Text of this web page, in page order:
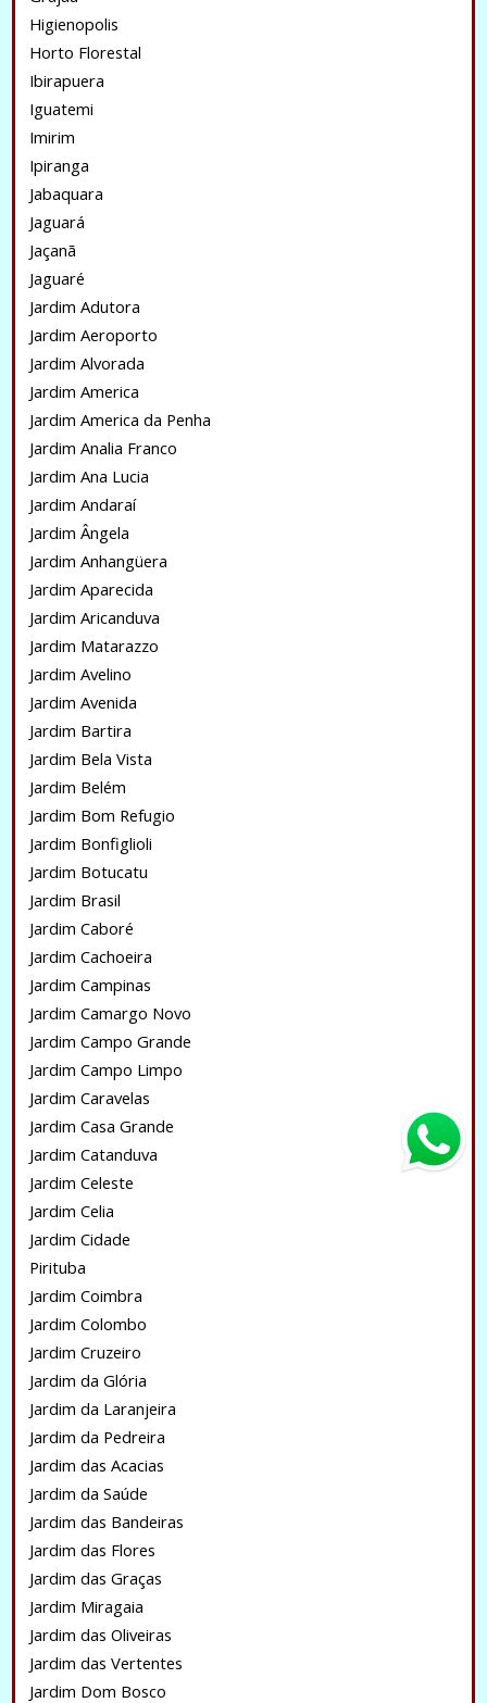
Higienopolis
Horto Florestal
Ibirapuera
Iguatemi
Imirim
Ipiranga
Jabaquara
Jaguará
Jaçanã
Jaguaré
Jardim Adutora
Jardim Aeroporto
Jardim Alvorada
Jardim America
Jardim America da Penha
Jardim Analia Franco
Jardim Ana Lucia
Jardim Andaraí
Jardim Ângela
Jardim Anhangüera
Jardim Aparecida
Jardim Aricanduva
Jardim Matarazzo
Jardim Avelino
Jardim Avenida
Jardim Bartira
Jardim Bela Vista
Jardim Belém
Jardim Bom Refugio
Jardim Bonfiglioli
Jardim Botucatu
Jardim Brasil
Jardim Caboré
Jardim Cachoeira
Jardim Campinas
Jardim Camargo Novo
Jardim Campo Grande
Jardim Campo Limpo
Jardim Caravelas
Jardim Casa Grande
Jardim Catanduva
Jardim Celeste
Jardim Celia
Jardim Cidade
Pirituba
Jardim Coimbra
Jardim Colombo
Jardim Cruzeiro
Jardim da Glória
Jardim da Laranjeira
Jardim da Pedreira
Jardim das Acacias
Jardim da Saúde
Jardim das Bandeiras
Jardim das Flores
Jardim das Graças
Jardim Miragaia
Jardim das Oliveiras
Jardim das Vertentes
Jardim Dom Bosco